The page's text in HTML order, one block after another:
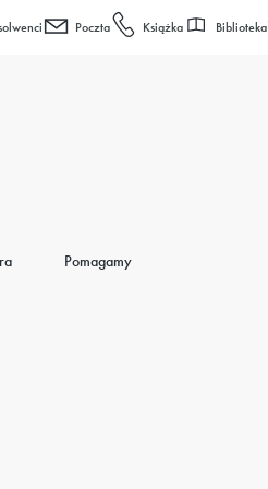
Poczta Książka Biblioteka
Pomagamy